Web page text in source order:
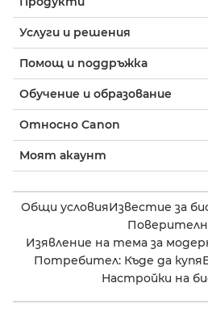
Услуги и решения
Помощ и поддръжка
Обучение и образование
Относно Canon
Моят акаунт
Общи условияИзвестие за
Изявление на тема за
Потребител: Къде да купя
Настройки на